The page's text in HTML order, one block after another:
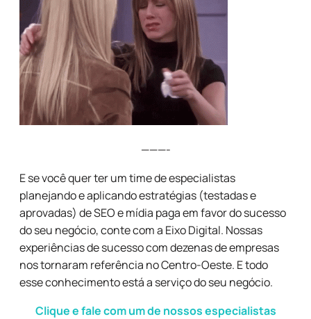
———-
E se você quer ter um time de especialistas
planejando e aplicando estratégias (testadas e
aprovadas) de SEO e mídia paga em favor do sucesso
do seu negócio, conte com a Eixo Digital. Nossas
experiências de sucesso com dezenas de empresas
nos tornaram referência no Centro-Oeste. E todo
esse conhecimento está a serviço do seu negócio.
Clique e fale com um de nossos especialistas